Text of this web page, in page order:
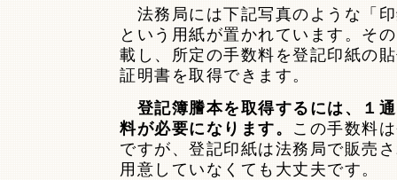
法務局には下記写真のような「
という用紙が置かれています。そ
載し、所定の手数料を登記印紙の
証明書を取得できます。
登記簿謄本を取得するには、１
料が必要になります。 この手数料
ですが、登記印紙は法務局で販売
用意していなくても大丈夫です。